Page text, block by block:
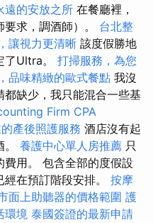
遠的安放之所 在餐廳裡，
求，調酒師）。 台北整
讓視力更清晰 該度假勝地
了Ultra。 打掃服務，為您
品味精緻的歐式餐點 我沒
缺少，我只能混合一些基
Firm CPA
產後照護服務 酒店沒有起
養護中心單人房推薦 只
用。 包含全部的度假設
在預訂階段安排。 按摩
面上助聽器的價格範圍 護
環境 泰國簽證的最新申請